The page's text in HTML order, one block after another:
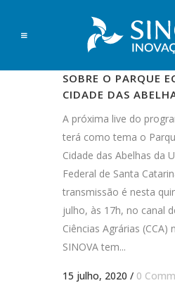
SOBRE O PARQUE
CIDADE DAS
A próxima live do
terá como tema o
Cidade das Abelhas da
Federal de Santa
transmissão é nesta
julho, às 17h, no canal
Ciências Agrárias (CCA)
SINOVA tem...
15 julho, 2020 / 0